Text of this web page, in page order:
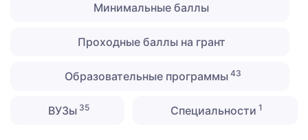
Минимальные баллы
Проходные баллы на грант
Образовательные программы43
ВУЗы 35 Специальности 1